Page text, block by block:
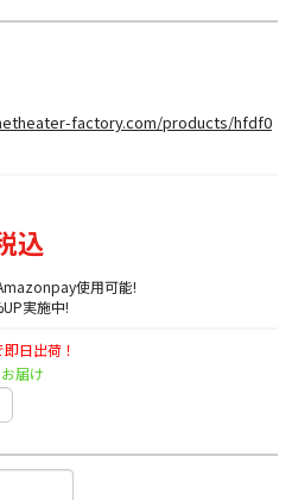
factory.com/products/hfdf0
込
使用可能!
実施中!
日出荷！
届け